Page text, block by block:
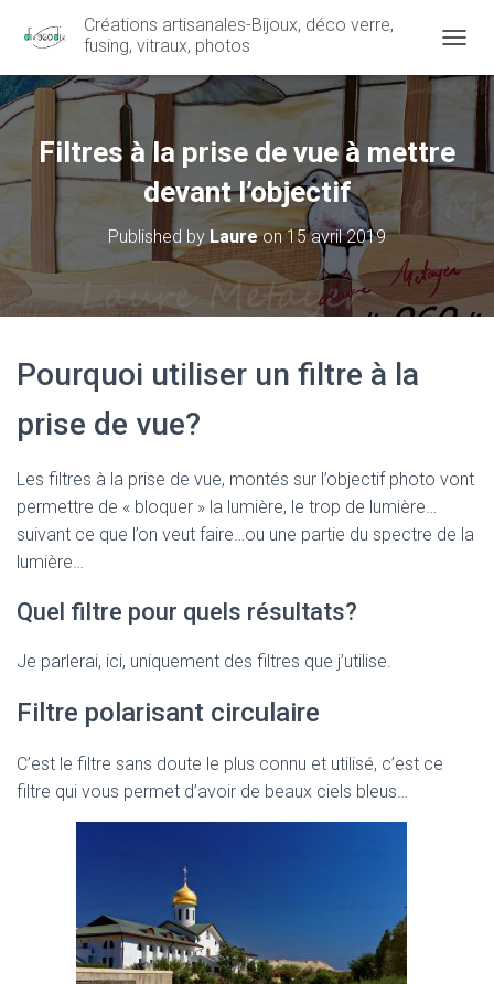
Créations artisanales-Bijoux, déco verre,
fusing, vitraux, photos
Filtres à la prise de vue à mettre
devant l’objectif
Published by Laureon15 avril 2019
Pourquoi utiliser un filtre à la
prise de vue?
Les filtres à la prise de vue, montés sur l’objectif photo vont
permettre de « bloquer » la lumière, le trop de lumière…
suivant ce que l’on veut faire…ou une partie du spectre de la
lumière…
Quel filtre pour quels résultats?
Je parlerai, ici, uniquement des filtres que j’utilise.
Filtre polarisant circulaire
C’est le filtre sans doute le plus connu et utilisé, c’est ce
filtre qui vous permet d’avoir de beaux ciels bleus…